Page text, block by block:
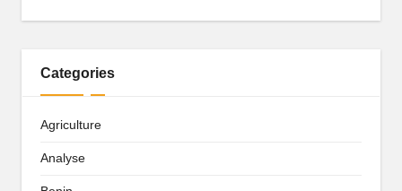
Categories
Agriculture
Analyse